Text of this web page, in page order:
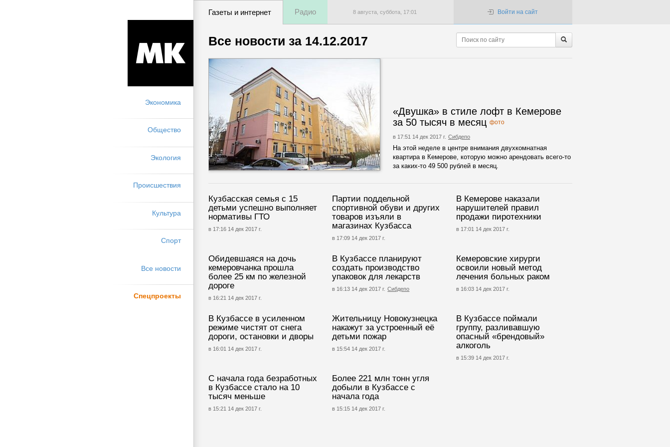
Экономика
Общество
Экология
Происшествия
Культура
Спорт
Все новости
Спецпроекты
Газеты и интернет Радио 8 августа, суббота, 17:01 Войти на сайт
Все новости за 14.12.2017
«Двушка» в стиле лофт в Кемерове
за 50 тысяч в месяц фото
в 17:51 14 дек 2017 г. Сибдепо
На этой неделе в центре внимания двухкомнатная
квартира в Кемерове, которую можно арендовать всего-то
за каких-то 49 500 рублей в месяц.
Кузбасская семья с 15
детьми успешно выполняет
нормативы ГТО
в 17:16 14 дек 2017 г.
Партии поддельной
спортивной обуви и других
товаров изъяли в
магазинах Кузбасса
в 17:09 14 дек 2017 г.
В Кемерове наказали
нарушителей правил
продажи пиротехники
в 17:01 14 дек 2017 г.
Обидевшаяся на дочь
кемеровчанка прошла
более 25 км по железной
дороге
в 16:21 14 дек 2017 г.
В Кузбассе планируют
создать производство
упаковок для лекарств
в 16:13 14 дек 2017 г. Сибдепо
Кемеровские хирурги
освоили новый метод
лечения больных раком
в 16:03 14 дек 2017 г.
В Кузбассе в усиленном
режиме чистят от снега
дороги, остановки и дворы
в 16:01 14 дек 2017 г.
Жительницу Новокузнецка
накажут за устроенный её
детьми пожар
в 15:54 14 дек 2017 г.
В Кузбассе поймали
группу, разливавшую
опасный «брендовый»
алкоголь
в 15:39 14 дек 2017 г.
С начала года безработных
в Кузбассе стало на 10
тысяч меньше
в 15:21 14 дек 2017 г.
Более 221 млн тонн угля
добыли в Кузбассе с
начала года
в 15:15 14 дек 2017 г.